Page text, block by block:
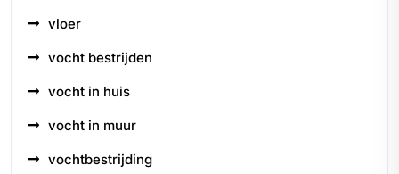
vloer
vocht bestrijden
vocht in huis
vocht in muur
vochtbestrijding